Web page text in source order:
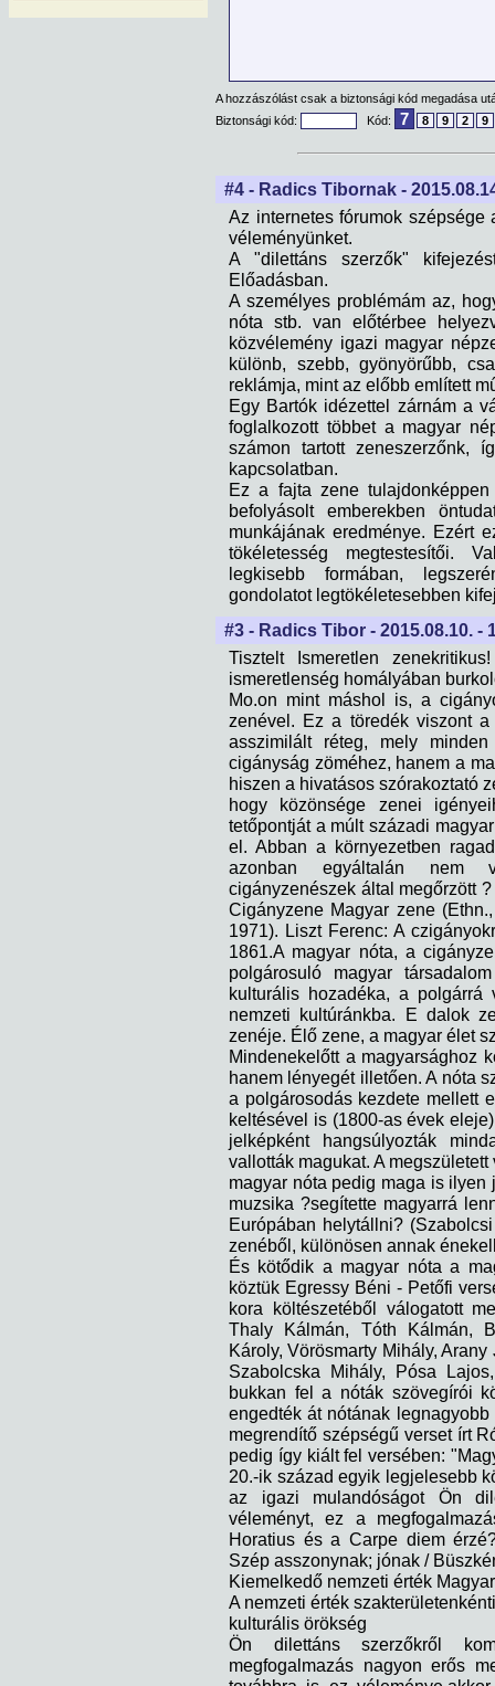
A hozzászólást csak a biztonsági kód megadása
Biztonsági kód:
Kód: 7 8 9 2 9
#4 - Radics Tibornak -
Az internetes fórumok
véleményünket.
A "dilettáns szerzők"
Előadásban.
A személyes problémám az,
nóta stb. van előtérbee
közvélemény igazi magyar
különb, szebb, gyönyörűbb,
reklámja, mint az előbb említett
Egy Bartók idézettel zárnám a
foglalkozott többet a magyar
számon tartott zeneszerzőnk,
kapcsolatban.
Ez a fajta zene
befolyásolt emberekben
munkájának eredménye. Ezért
tökéletesség megtestesítői.
legkisebb formában,
gondolatot legtökéletesebben
#3 - Radics Tibor - 2015.08.10. -
Tisztelt Ismeretlen
ismeretlenség homályában
Mo.on mint máshol is, a
zenével. Ez a töredék viszont a
asszimilált réteg, mely
cigányság zöméhez, hanem a
hiszen a hivatásos szórakoztató
hogy közönsége zenei
tetőpontját a múlt századi
el. Abban a környezetben
azonban egyáltalán nem
cigányzenészek által megőrzött
Cigányzene Magyar zene
1971). Liszt Ferenc: A
1861.A magyar nóta, a
polgárosuló magyar
kulturális hozadéka, a
nemzeti kultúránkba. E dalok
zenéje. Élő zene, a magyar élet
Mindenekelőtt a magyarsághoz
hanem lényegét illetően. A nóta
a polgárosodás kezdete mellett
keltésével is (1800-as évek
jelképként hangsúlyozták
vallották magukat. A
magyar nóta pedig maga is
muzsika ?segítette magyarrá
Európában helytállni?
zenéből, különösen annak
És kötődik a magyar nóta a
köztük Egressy Béni - Petőfi
kora költészetéből válogatott
Thaly Kálmán, Tóth Kálmán,
Károly, Vörösmarty Mihály,
Szabolcska Mihály, Pósa
bukkan fel a nóták szövegírói
engedték át nótának
megrendítő szépségű verset írt
pedig így kiált fel versében:
20.-ik század egyik legjelesebb
az igazi mulandóságot Ön
véleményt, ez a
Horatius és a Carpe diem
Szép asszonynak; jónak /
Kiemelkedő nemzeti érték
A nemzeti érték
kulturális örökség
Ön dilettáns szerzőkről
megfogalmazás nagyon erős